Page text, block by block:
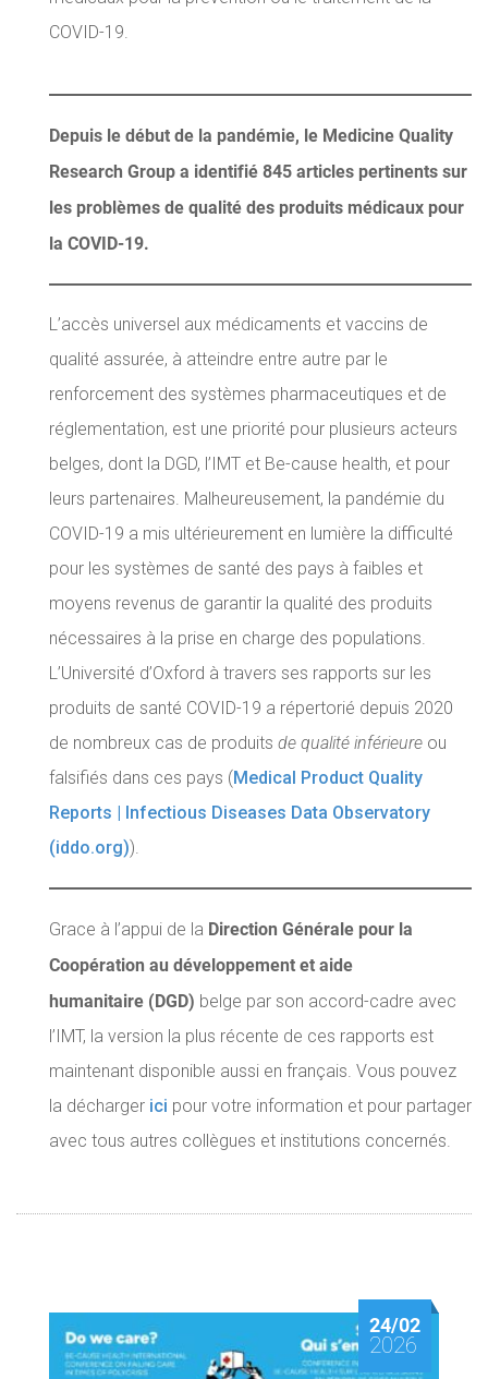
COVID-19.
Depuis le début de la pandémie, le Medicine Quality
Research Group a identifié 845 articles pertinents sur
les problèmes de qualité des produits médicaux pour
la COVID-19.
L’accès universel aux médicaments et vaccins de
qualité assurée, à atteindre entre autre par le
renforcement des systèmes pharmaceutiques et de
réglementation, est une priorité pour plusieurs acteurs
belges, dont la DGD, l’IMT et Be-cause health, et pour
leurs partenaires. Malheureusement, la pandémie du
COVID-19 a mis ultérieurement en lumière la difficulté
pour les systèmes de santé des pays à faibles et
moyens revenus de garantir la qualité des produits
nécessaires à la prise en charge des populations.
L’Université d’Oxford à travers ses rapports sur les
produits de santé COVID-19 a répertorié depuis 2020
de nombreux cas de produits de qualité inférieure ou
falsifiés dans ces pays (Medical Product Quality
Reports | Infectious Diseases Data Observatory
(iddo.org)).
Grace à l’appui de la Direction Générale pour la
Coopération au développement et aide
humanitaire (DGD) belge par son accord-cadre avec
l’IMT, la version la plus récente de ces rapports est
maintenant disponible aussi en français. Vous pouvez
la décharger ici pour votre information et pour partager
avec tous autres collègues et institutions concernés.
24/02
2026